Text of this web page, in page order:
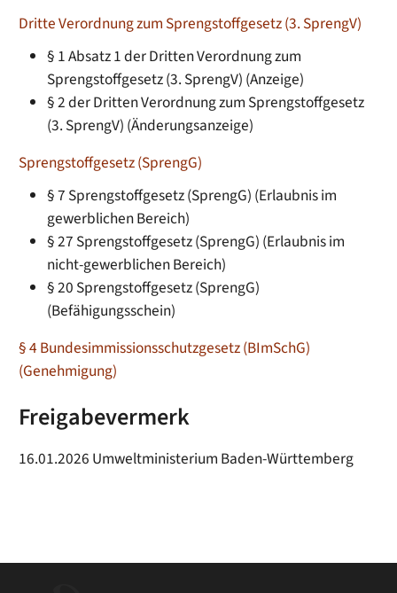
Dritte Verordnung zum Sprengstoffgesetz (3. SprengV)
§ 1 Absatz 1 der Dritten Verordnung zum
Sprengstoffgesetz (3. SprengV) (Anzeige)
§ 2 der Dritten Verordnung zum Sprengstoffgesetz
(3. SprengV) (Änderungsanzeige)
Sprengstoffgesetz (SprengG)
§ 7 Sprengstoffgesetz (SprengG) (Erlaubnis im
gewerblichen Bereich)
§ 27 Sprengstoffgesetz (SprengG) (Erlaubnis im
nicht-gewerblichen Bereich)
§ 20 Sprengstoffgesetz (SprengG)
(Befähigungsschein)
§ 4 Bundesimmissionsschutzgesetz (BImSchG)
(Genehmigung)
Freigabevermerk
16.01.2026 Umweltministerium Baden-Württemberg